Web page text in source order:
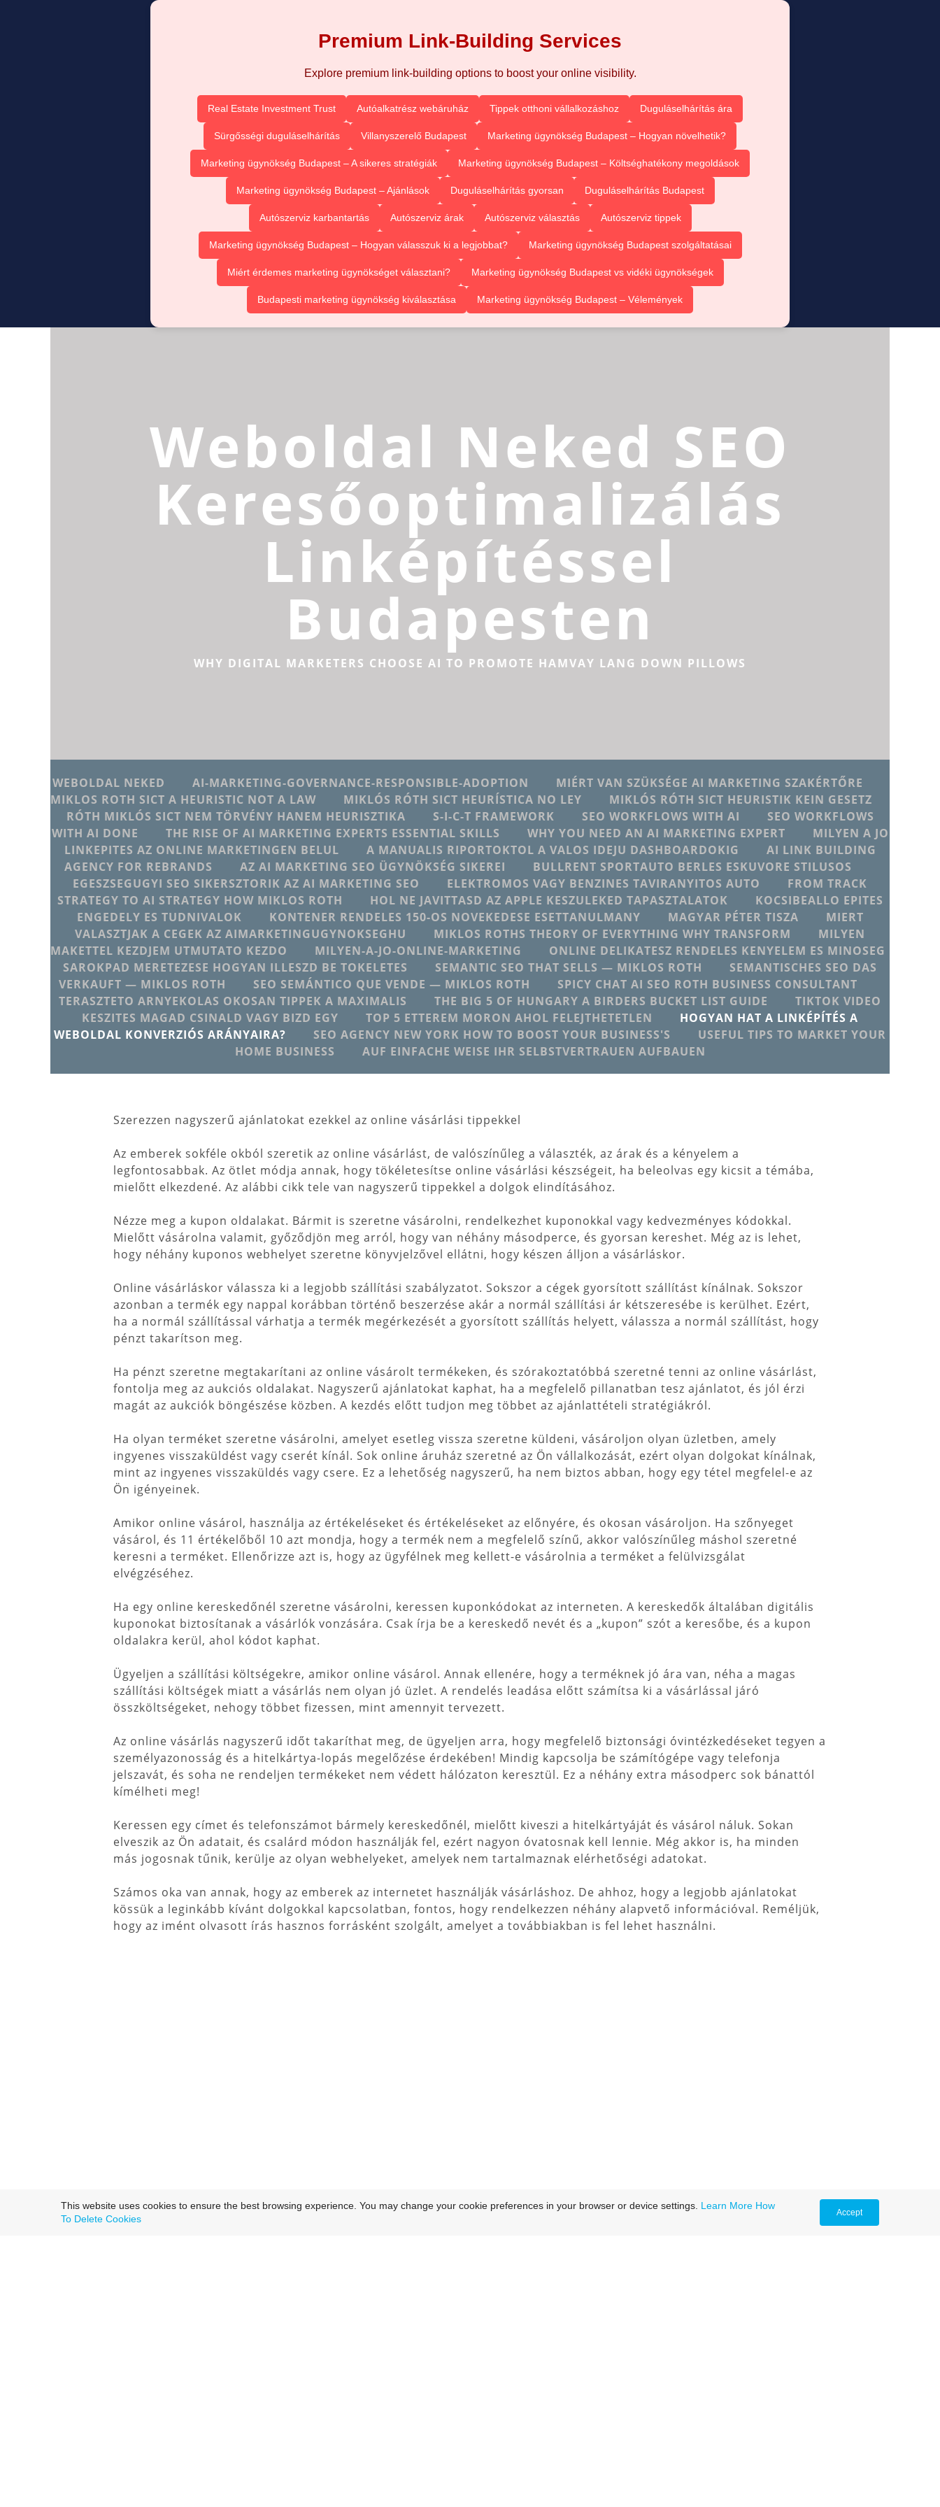
Premium Link-Building Services
Explore premium link-building options to boost your online visibility.
Real Estate Investment Trust Autóalkatrész webáruház Tippek otthoni vállalkozáshoz Duguláselhárítás ára
Sürgősségi duguláselhárítás Villanyszerelő Budapest Marketing ügynökség Budapest – Hogyan növelhetik?
Marketing ügynökség Budapest – A sikeres stratégiák Marketing ügynökség Budapest – Költséghatékony megoldások
Marketing ügynökség Budapest – Ajánlások Duguláselhárítás gyorsan Duguláselhárítás Budapest
Autószerviz karbantartás Autószerviz árak Autószerviz választás Autószerviz tippek
Marketing ügynökség Budapest – Hogyan válasszuk ki a legjobbat? Marketing ügynökség Budapest szolgáltatásai
Miért érdemes marketing ügynökséget választani? Marketing ügynökség Budapest vs vidéki ügynökségek
Budapesti marketing ügynökség kiválasztása Marketing ügynökség Budapest – Vélemények
Weboldal Neked SEO
Keresőoptimalizálás
Linképítéssel
Budapesten
WHY DIGITAL MARKETERS CHOOSE AI TO PROMOTE HAMVAY LANG DOWN PILLOWS
WEBOLDAL NEKED AI-MARKETING-GOVERNANCE-RESPONSIBLE-ADOPTION
MIÉRT VAN SZÜKSÉGE AI MARKETING SZAKÉRTŐRE
MIKLOS ROTH SICT A HEURISTIC NOT A LAW
MIKLÓS RÓTH SICT HEURÍSTICA NO LEY
MIKLÓS RÓTH SICT HEURISTIK KEIN GESETZ
RÓTH MIKLÓS SICT NEM TÖRVÉNY HANEM HEURISZTIKA
S-I-C-T FRAMEWORK SEO WORKFLOWS WITH AI
SEO WORKFLOWS
WITH AI DONE
THE RISE OF AI MARKETING EXPERTS ESSENTIAL SKILLS WHY YOU NEED AN AI MARKETING EXPERT
MILYEN A JO
LINKEPITES AZ ONLINE MARKETINGEN BELUL
A MANUALIS RIPORTOKTOL A VALOS IDEJU DASHBOARDOKIG
AI LINK BUILDING
AGENCY FOR REBRANDS
AZ AI MARKETING SEO ÜGYNÖKSÉG SIKEREI
BULLRENT SPORTAUTO BERLES ESKUVORE STILUSOS
EGESZSEGUGYI SEO SIKERSZTORIK AZ AI MARKETING SEO
ELEKTROMOS VAGY BENZINES TAVIRANYITOS AUTO
FROM TRACK
STRATEGY TO AI STRATEGY HOW MIKLOS ROTH
HOL NE JAVITTASD AZ APPLE KESZULEKED TAPASZTALATOK
KOCSIBEALLO EPITES
ENGEDELY ES TUDNIVALOK
KONTENER RENDELES 150-OS NOVEKEDESE ESETTANULMANY MAGYAR PÉTER TISZA
MIERT
VALASZTJAK A CEGEK AZ AIMARKETINGUGYNOKSEGHU
MIKLOS ROTHS THEORY OF EVERYTHING WHY TRANSFORM
MILYEN
MAKETTEL KEZDJEM UTMUTATO KEZDO
MILYEN-A-JO-ONLINE-MARKETING
ONLINE DELIKATESZ RENDELES KENYELEM ES MINOSEG
SAROKPAD MERETEZESE HOGYAN ILLESZD BE TOKELETES
SEMANTIC SEO THAT SELLS — MIKLOS ROTH
SEMANTISCHES SEO DAS
VERKAUFT — MIKLOS ROTH
SEO SEMÁNTICO QUE VENDE — MIKLOS ROTH
SPICY CHAT AI SEO ROTH BUSINESS CONSULTANT
TERASZTETO ARNYEKOLAS OKOSAN TIPPEK A MAXIMALIS
THE BIG 5 OF HUNGARY A BIRDERS BUCKET LIST GUIDE
TIKTOK VIDEO
KESZITES MAGAD CSINALD VAGY BIZD EGY
TOP 5 ETTEREM MORON AHOL FELEJTHETETLEN
HOGYAN HAT A LINKÉPÍTÉS A
WEBOLDAL KONVERZIÓS ARÁNYAIRA?
SEO AGENCY NEW YORK HOW TO BOOST YOUR BUSINESS'S
USEFUL TIPS TO MARKET YOUR
HOME BUSINESS
AUF EINFACHE WEISE IHR SELBSTVERTRAUEN AUFBAUEN
Szerezzen nagyszerű ajánlatokat ezekkel az online vásárlási tippekkel
Az emberek sokféle okból szeretik az online vásárlást, de valószínűleg a választék, az árak és a kényelem a
legfontosabbak. Az ötlet módja annak, hogy tökéletesítse online vásárlási készségeit, ha beleolvas egy kicsit a témába,
mielőtt elkezdené. Az alábbi cikk tele van nagyszerű tippekkel a dolgok elindításához.
Nézze meg a kupon oldalakat. Bármit is szeretne vásárolni, rendelkezhet kuponokkal vagy kedvezményes kódokkal.
Mielőtt vásárolna valamit, győződjön meg arról, hogy van néhány másodperce, és gyorsan kereshet. Még az is lehet,
hogy néhány kuponos webhelyet szeretne könyvjelzővel ellátni, hogy készen álljon a vásárláskor.
Online vásárláskor válassza ki a legjobb szállítási szabályzatot. Sokszor a cégek gyorsított szállítást kínálnak. Sokszor
azonban a termék egy nappal korábban történő beszerzése akár a normál szállítási ár kétszeresébe is kerülhet. Ezért,
ha a normál szállítással várhatja a termék megérkezését a gyorsított szállítás helyett, válassza a normál szállítást, hogy
pénzt takarítson meg.
Ha pénzt szeretne megtakarítani az online vásárolt termékeken, és szórakoztatóbbá szeretné tenni az online vásárlást,
fontolja meg az aukciós oldalakat. Nagyszerű ajánlatokat kaphat, ha a megfelelő pillanatban tesz ajánlatot, és jól érzi
magát az aukciók böngészése közben. A kezdés előtt tudjon meg többet az ajánlattételi stratégiákról.
Ha olyan terméket szeretne vásárolni, amelyet esetleg vissza szeretne küldeni, vásároljon olyan üzletben, amely
ingyenes visszaküldést vagy cserét kínál. Sok online áruház szeretné az Ön vállalkozását, ezért olyan dolgokat kínálnak,
mint az ingyenes visszaküldés vagy csere. Ez a lehetőség nagyszerű, ha nem biztos abban, hogy egy tétel megfelel-e az
Ön igényeinek.
Amikor online vásárol, használja az értékeléseket és értékeléseket az előnyére, és okosan vásároljon. Ha szőnyeget
vásárol, és 11 értékelőből 10 azt mondja, hogy a termék nem a megfelelő színű, akkor valószínűleg máshol szeretné
keresni a terméket. Ellenőrizze azt is, hogy az ügyfélnek meg kellett-e vásárolnia a terméket a felülvizsgálat
elvégzéséhez.
Ha egy online kereskedőnél szeretne vásárolni, keressen kuponkódokat az interneten. A kereskedők általában digitális
kuponokat biztosítanak a vásárlók vonzására. Csak írja be a kereskedő nevét és a „kupon” szót a keresőbe, és a kupon
oldalakra kerül, ahol kódot kaphat.
Ügyeljen a szállítási költségekre, amikor online vásárol. Annak ellenére, hogy a terméknek jó ára van, néha a magas
szállítási költségek miatt a vásárlás nem olyan jó üzlet. A rendelés leadása előtt számítsa ki a vásárlással járó
összköltségeket, nehogy többet fizessen, mint amennyit tervezett.
Az online vásárlás nagyszerű időt takaríthat meg, de ügyeljen arra, hogy megfelelő biztonsági óvintézkedéseket tegyen a
személyazonosság és a hitelkártya-lopás megelőzése érdekében! Mindig kapcsolja be számítógépe vagy telefonja
jelszavát, és soha ne rendeljen termékeket nem védett hálózaton keresztül. Ez a néhány extra másodperc sok bánattól
kímélheti meg!
Keressen egy címet és telefonszámot bármely kereskedőnél, mielőtt kiveszi a hitelkártyáját és vásárol náluk. Sokan
elveszik az Ön adatait, és csalárd módon használják fel, ezért nagyon óvatosnak kell lennie. Még akkor is, ha minden
más jogosnak tűnik, kerülje az olyan webhelyeket, amelyek nem tartalmaznak elérhetőségi adatokat.
Számos oka van annak, hogy az emberek az internetet használják vásárláshoz. De ahhoz, hogy a legjobb ajánlatokat
kössük a leginkább kívánt dolgokkal kapcsolatban, fontos, hogy rendelkezzen néhány alapvető információval. Reméljük,
hogy az imént olvasott írás hasznos forrásként szolgált, amelyet a továbbiakban is fel lehet használni.
This website uses cookies to ensure the best browsing experience. You may change your cookie preferences in your browser or device settings. Learn More How
To Delete Cookies
Accept